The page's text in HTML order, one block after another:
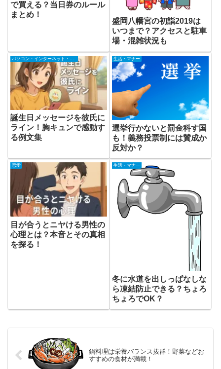
で買える？当日券のルール
まとめ！
盛岡八幡宮の初詣2019は
いつまで？アクセスと駐車
場・混雑状況も
誕生日メッセージを彼氏に
ライン！胸キュンで感動す
る例文集
生活・マナー
選挙行かないと罰金科す国
も！義務投票制には賛成か
反対か？
恋愛
目が合うとニヤける男性の
心理とは？本音とその真相
を探る！
生活・マナー
冬に水道を出しっぱなしな
ら凍結防止できる？ちょろ
ちょろでOK？
鍋料理は栄養バランス抜群！野菜などお
すすめの食材が満載！